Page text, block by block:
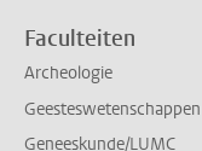
Faculteiten
Archeologie
Geesteswetenschappen
Geneeskunde/LUMC